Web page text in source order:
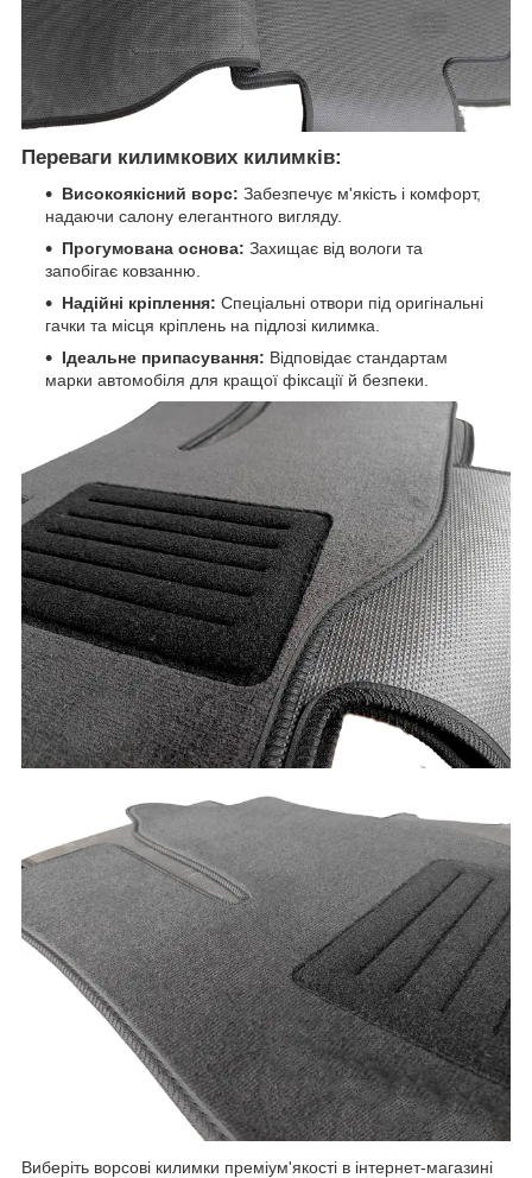
Переваги килимкових килимків:
Високоякісний ворс: Забезпечує м'якість і комфорт,
надаючи салону елегантного вигляду.
Прогумована основа: Захищає від вологи та
запобігає ковзанню.
Надійні кріплення: Спеціальні отвори під оригінальні
гачки та місця кріплень на підлозі килимка.
Ідеальне припасування: Відповідає стандартам
марки автомобіля для кращої фіксації й безпеки.
Виберіть ворсові килимки преміум'якості в інтернет-магазині